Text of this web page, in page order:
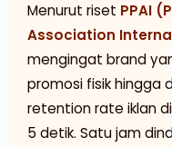
Menurut riset PPAI
Association
mengingat brand
promosi fisik hingga
retention rate iklan
5 detik. Satu jam